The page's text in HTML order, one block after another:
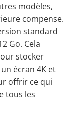
modèles,
compense.
standard
Go. Cela
stocker
écran 4K et
offrir ce qui
tous les